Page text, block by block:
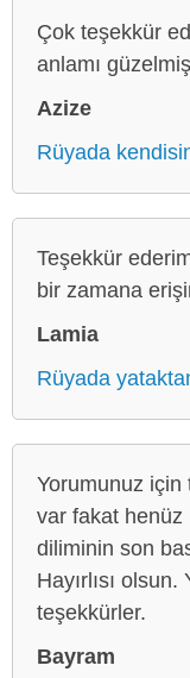
Çok teşekkür
anlamı
Azize
Rüyada
Teşekkür
bir zamana
Lamia
Rüyada
Yorumunuz için
var fakat henüz
diliminin son
Hayırlısı
teşekkürler.
Bayram